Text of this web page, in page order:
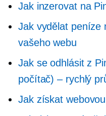
Jak inzerovat na
Jak vydělat peníze
vašeho webu
Jak se odhlásit z
počítač) – rychlý
Jak získat